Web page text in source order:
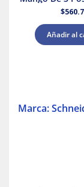
$
Añadir al
Marca: